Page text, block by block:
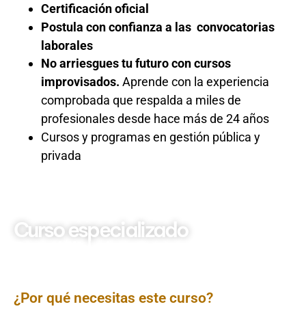
Certificación oficial
Postula con confianza a las convocatorias
laborales
No arriesgues tu futuro con cursos
improvisados. Aprende con la experiencia
comprobada que respalda a miles de
profesionales desde hace más de 24 años
Cursos y programas en gestión pública y
privada
Curso especializado
¿Por qué necesitas este curso?